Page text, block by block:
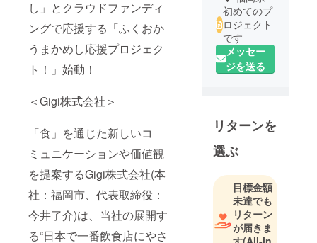
し」とクラウドファンディ
ングで応援する「ふくおか
うまかめし応援プロジェク
ト！」始動！
＜Gigi株式会社＞
「食」を通じた新しいコ
ミュニケーションや価値観
を提案するGigi株式会社(本
社：福岡市、代表取締役：
今井了介)は、当社の展開す
る“日本で一番飲食店にやさ
初めてのプ
ロジェクト
です
メッセー
ジを送る
リターンを
選ぶ
目標金額
未達でも
リターン
が届きま